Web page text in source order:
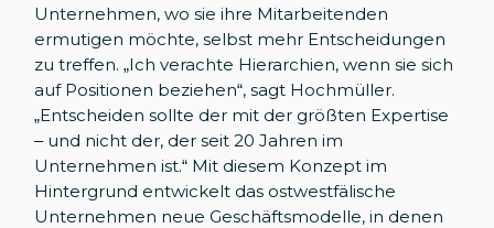
Unternehmen, wo sie ihre Mitarbeitenden
ermutigen möchte, selbst mehr Entscheidungen
zu treffen. „Ich verachte Hierarchien, wenn sie sich
auf Positionen beziehen“, sagt Hochmüller.
„Entscheiden sollte der mit der größten Expertise
– und nicht der, der seit 20 Jahren im
Unternehmen ist.“ Mit diesem Konzept im
Hintergrund entwickelt das ostwestfälische
Unternehmen neue Geschäftsmodelle, in denen